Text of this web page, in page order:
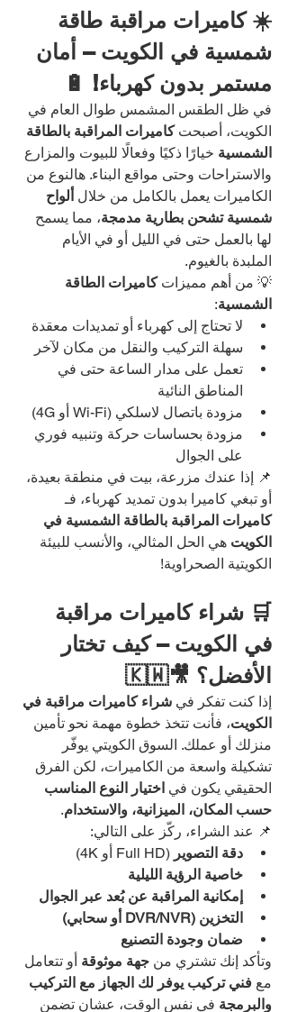
☀️ كاميرات مراقبة طاقة
شمسية في الكويت – أمان
مستمر بدون كهرباء! 🔋
في ظل الطقس المشمس طوال العام في
الكويت، أصبحت كاميرات المراقبة بالطاقة
الشمسية خيارًا ذكيًا وفعالًا للبيوت والمزارع
والاستراحات وحتى مواقع البناء. هالنوع من
الكاميرات يعمل بالكامل من خلال ألواح
شمسية تشحن بطارية مدمجة، مما يسمح
لها بالعمل حتى في الليل أو في الأيام
الملبدة بالغيوم.
💡 من أهم مميزات كاميرات الطاقة
الشمسية:
لا تحتاج إلى كهرباء أو تمديدات معقدة
سهلة التركيب والنقل من مكان لآخر
تعمل على مدار الساعة حتى في
المناطق النائية
مزودة باتصال لاسلكي (Wi-Fi أو 4G)
مزودة بحساسات حركة وتنبيه فوري
على الجوال
📌 إذا عندك مزرعة، بيت في منطقة بعيدة،
أو تبغي كاميرا بدون تمديد كهرباء، فـ
كاميرات المراقبة بالطاقة الشمسية في
الكويت هي الحل المثالي، والأنسب للبيئة
الكويتية الصحراوية!
🛒 شراء كاميرات مراقبة
في الكويت – كيف تختار
الأفضل؟ 🎥🇰🇼
إذا كنت تفكر في شراء كاميرات مراقبة في
الكويت، فأنت تتخذ خطوة مهمة نحو تأمين
منزلك أو عملك. السوق الكويتي يوفّر
تشكيلة واسعة من الكاميرات، لكن الفرق
الحقيقي يكون في اختيار النوع المناسب
حسب المكان، الميزانية، والاستخدام.
📌 عند الشراء، ركّز على التالي:
دقة التصوير (Full HD أو 4K)
خاصية الرؤية الليلية
إمكانية المراقبة عن بُعد عبر الجوال
التخزين (DVR/NVR أو سحابي)
ضمان وجودة التصنيع
وتأكد إنك تشتري من جهة موثوقة أو تتعامل
مع فني تركيب يوفر لك الجهاز مع التركيب
والبرمجة في نفس الوقت، عشان تضمن